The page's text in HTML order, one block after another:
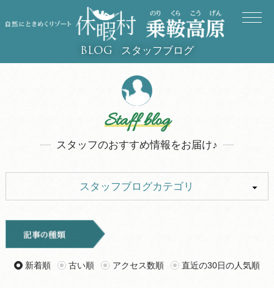
BLOG スタッフブログ
Staff blog
スタッフのおすすめ情報をお届け♪
スタッフブログカテゴリ
キャンプ
旅行記 ツアー
新着順 古い順 アクセス数順 直近の30日の人気順